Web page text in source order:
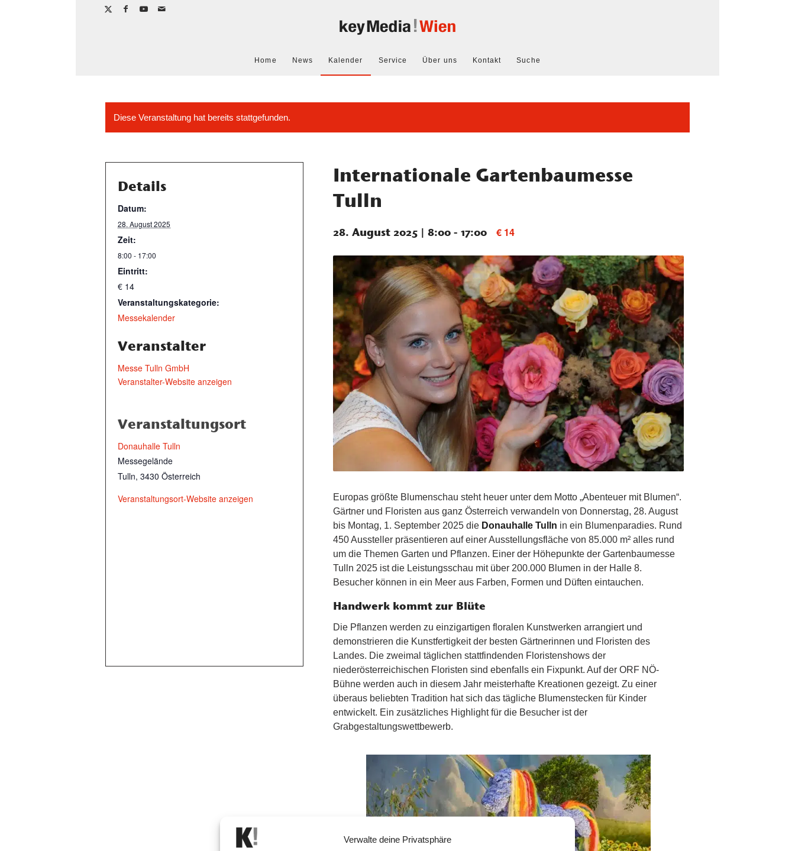
Verwalte deine Privatsphäre
Home News Kalender Service Über uns Kontakt Suche
Diese Veranstaltung hat bereits stattgefunden.
Internationale Gartenbaumesse
Tulln
28. August 2025 | 8:00 -17:00 € 14
Europas größte Blumenschau steht heuer unter dem Motto „Abenteuer mit Blumen“.
Gärtner und Floristen aus ganz Österreich verwandeln von Donnerstag, 28. August
bis Montag, 1. September 2025 die Donauhalle Tulln in ein Blumenparadies. Rund
450 Aussteller präsentieren auf einer Ausstellungsfläche von 85.000 m² alles rund
um die Themen Garten und Pflanzen. Einer der Höhepunkte der Gartenbaumesse
Tulln 2025 ist die Leistungsschau mit über 200.000 Blumen in der Halle 8.
Besucher können in ein Meer aus Farben, Formen und Düften eintauchen.
Handwerk kommt zur Blüte
Die Pflanzen werden zu einzigartigen floralen Kunstwerken arrangiert und
demonstrieren die Kunstfertigkeit der besten Gärtnerinnen und Floristen des
Landes. Die zweimal täglichen stattfindenden Floristenshows der
niederösterreichischen Floristen sind ebenfalls ein Fixpunkt. Auf der ORF NÖ-
Bühne werden auch in diesem Jahr meisterhafte Kreationen gezeigt. Zu einer
überaus beliebten Tradition hat sich das tägliche Blumenstecken für Kinder
entwickelt. Ein zusätzliches Highlight für die Besucher ist der
Grabgestaltungswettbewerb.
Details
Datum:
28. August 2025
Zeit:
8:00 - 17:00
Eintritt:
€ 14
Veranstaltungskategorie:
Messekalender
Veranstalter
Messe Tulln GmbH
Veranstalter-Website anzeigen
Veranstaltungsort
Donauhalle Tulln
Messegelände
Tulln, 3430 Österreich
Veranstaltungsort-Website anzeigen